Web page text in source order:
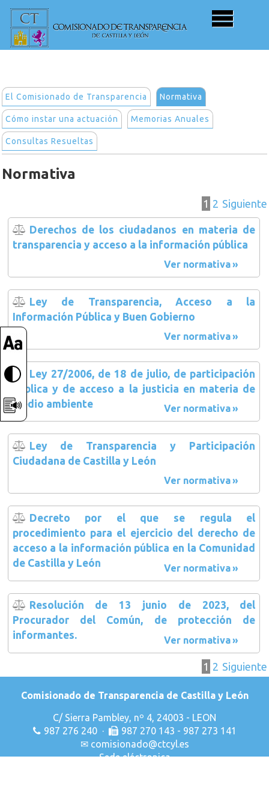
El Comisionado de Transparencia Normativa
Cómo instar una actuación Memorias Anuales
Consultas Resueltas
Normativa
1 2 Siguiente
Derechos de los ciudadanos en materia de
transparencia y acceso a la información pública
Ver normativa
Ley de Transparencia, Acceso a la
Información Pública y Buen Gobierno
Ver normativa
Ley 27/2006, de 18 de julio, de participación
pública y de acceso a la justicia en materia de
medio ambiente
Ver normativa
Ley de Transparencia y Participación
Ciudadana de Castilla y León
Ver normativa
Decreto por el que se regula el
procedimiento para el ejercicio del derecho de
acceso a la información pública en la Comunidad
de Castilla y León
Ver normativa
Resolución de 13 junio de 2023, del
Procurador del Común, de protección de
informantes.
Ver normativa
1 2 Siguiente
Comisionado de Transparencia de Castilla y León
C/ Sierra Pambley, nº 4, 24003 - LEON
987 276 240 ·
987 270 143 - 987 273 141
✉ comisionado@ctcyl.es
Sede eléctronica